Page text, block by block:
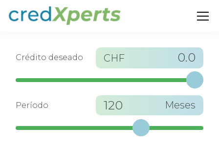
Crédito deseado CHF 0.0
Período 120 Meses